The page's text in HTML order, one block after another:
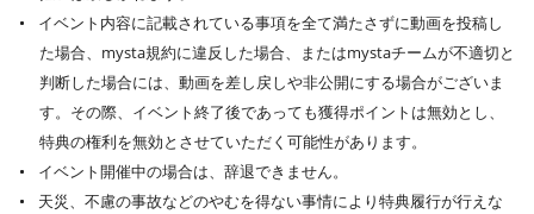
イベント内容に記載されている事項を全て満たさずに動画を投稿し
た場合、mysta規約に違反した場合、またはmystaチームが不適切と
判断した場合には、動画を差し戻しや非公開にする場合がございま
す。その際、イベント終了後であっても獲得ポイントは無効とし、
特典の権利を無効とさせていただく可能性があります。
イベント開催中の場合は、辞退できません。
天災、不慮の事故などのやむを得ない事情により特典履行が行えな